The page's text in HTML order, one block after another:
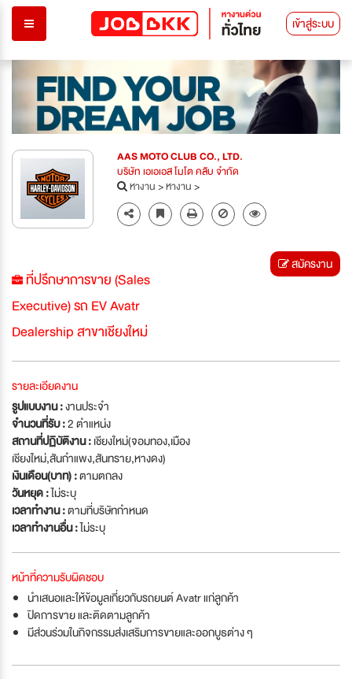
เข้าสู่ระบบ
AAS MOTO CLUB CO., LTD.
บริษัท เอเอเอส โมโต คลับ จำกัด
หางาน>หางาน>
ที่ปรึกษาการขาย (Sales
Executive) รถ EV Avatr
Dealership สาขาเชียงใหม่
สมัครงาน
รายละเอียดงาน
รูปแบบงาน :งานประจำ
จำนวนที่รับ :2 ตำแหน่ง
สถานที่ปฏิบัติงาน :เชียงใหม่(จอมทอง,เมือง
เชียงใหม่,สันกำแพง,สันทราย,หางดง)
เงินเดือน(บาท) :ตามตกลง
วันหยุด :ไม่ระบุ
เวลาทำงาน :ตามที่บริษัทกำหนด
เวลาทำงานอื่น :ไม่ระบุ
หน้าที่ความรับผิดชอบ
นำเสนอและให้ข้อมูลเกี่ยวกับรถยนต์ Avatr แก่ลูกค้า
ปิดการขาย และติดตามลูกค้า
มีส่วนร่วมในกิจกรรมส่งเสริมการขายและออกบูธต่าง ๆ